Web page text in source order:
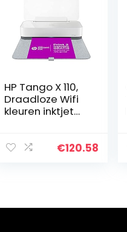
HP Tango X 110,
Draadloze Wifi
kleuren inktjet
kopiëren en
€120.58